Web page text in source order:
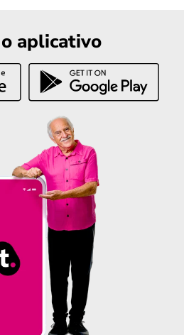
aplicativo